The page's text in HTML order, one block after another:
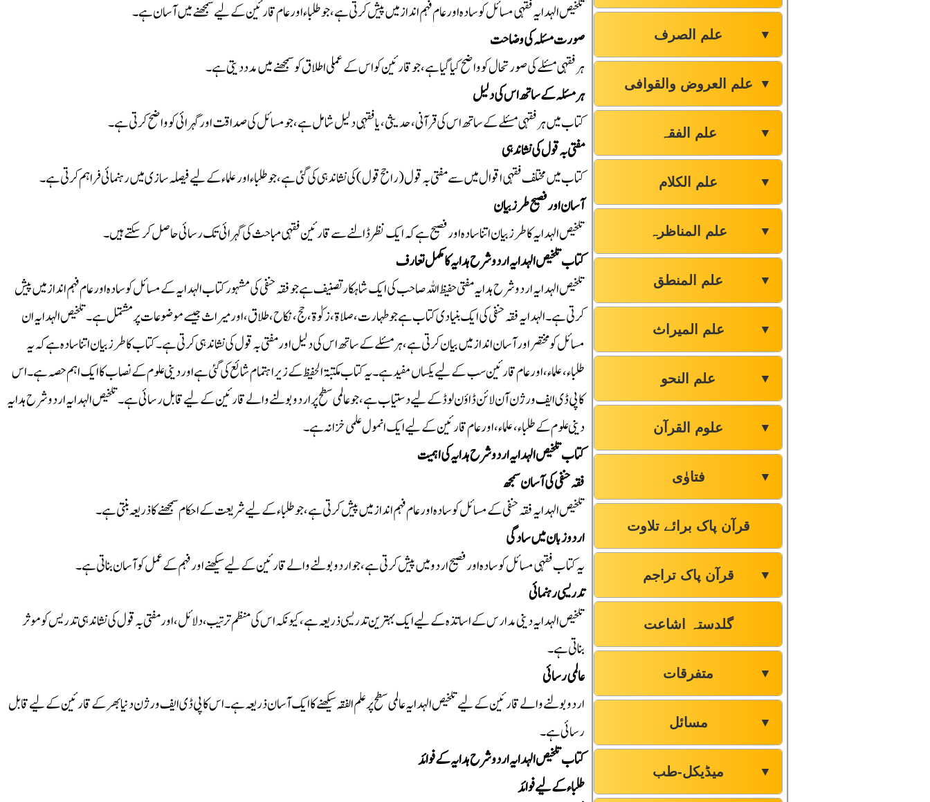
تلخیص الہدایہ فقہی مسائل کو سادہ اور عام فہم انداز میں پیش کرتی ہے، جو طلباء اور عام قارئین کے لیے سمجھنے میں آسان ہے۔
صورت مسئلہ کی وضاحت
ہر فقہی مسئلے کی صورتحال کو واضح کیا گیا ہے، جو قارئین کو اس کے عملی اطلاق کو سمجھنے میں مدد دیتی ہے۔
ہر مسئلہ کے ساتھ اس کی دلیل
کتاب میں ہر فقہی مسئلے کے ساتھ اس کی قرآنی، حدیثی، یا فقہی دلیل شامل ہے، جو مسائل کی صداقت اور گہرائی کو واضح کرتی ہے۔
مفتی بہ قول کی نشاندہی
کتاب میں مختلف فقہی اقوال میں سے مفتی بہ قول (راجح قول) کی نشاندہی کی گئی ہے، جو طلباء اور علماء کے لیے فیصلہ سازی میں رہنمائی فراہم کرتی ہے۔
آسان اور فصیح طرز بیان
تلخیص الہدایہ کا طرز بیان اتنا سادہ اور فصیح ہے کہ ایک نظر ڈالنے سے قارئین فقہی مباحث کی گہرائی تک رسائی حاصل کر سکتے ہیں۔
کتاب تلخیص الہدایہ اردو شرح ہدایہ کا مکمل تعارف
تلخیص الہدایہ اردو شرح ہدایہ مفتی حفیظ اللہ صاحب کی ایک شاہکار تصنیف ہے جو فقہ حنفی کی مشہور کتاب الہدایہ کے مسائل کو سادہ اور عام فہم انداز میں پیش
کرتی ہے۔ الہدایہ فقہ حنفی کی ایک بنیادی کتاب ہے جو طہارت، صلاۃ، زکوٰۃ، حج، نکاح، طلاق، اور میراث جیسے موضوعات پر مشتمل ہے۔ تلخیص الہدایہ ان
مسائل کو مختصر اور آسان انداز میں بیان کرتی ہے، ہر مسئلے کے ساتھ اس کی دلیل اور مفتی بہ قول کی نشاندہی کرتی ہے۔ کتاب کا طرز بیان اتنا سادہ ہے کہ یہ
طلباء، علماء، اور عام قارئین سب کے لیے یکساں مفید ہے۔ یہ کتاب مکتبۃ الحفیظ کے زیر اہتمام شائع کی گئی ہے اور دینی علوم کے نصاب کا ایک اہم حصہ ہے۔ اس
کا پی ڈی ایف ورژن آن لائن ڈاؤن لوڈ کے لیے دستیاب ہے، جو عالمی سطح پر اردو بولنے والے قارئین کے لیے قابل رسائی ہے۔ تلخیص الہدایہ اردو شرح ہدایہ
دینی علوم کے طلباء، علماء، اور عام قارئین کے لیے ایک انمول علمی خزانہ ہے۔
کتاب تلخیص الہدایہ اردو شرح ہدایہ کی اہمیت
فقہ حنفی کی آسان سمجھ
تلخیص الہدایہ فقہ حنفی کے مسائل کو سادہ اور عام فہم انداز میں پیش کرتی ہے، جو طلباء کے لیے شریعت کے احکام سمجھنے کا ذریعہ بنتی ہے۔
اردو زبان میں سادگی
یہ کتاب فقہی مسائل کو سادہ اور فصیح اردو میں پیش کرتی ہے، جو اردو بولنے والے قارئین کے لیے سیکھنے اور فہم کے عمل کو آسان بناتی ہے۔
تدریسی رہنمائی
تلخیص الہدایہ دینی مدارس کے اساتذہ کے لیے ایک بہترین تدریسی ذریعہ ہے، کیونکہ اس کی منظم ترتیب، دلائل، اور مفتی بہ قول کی نشاندہی تدریس کو موثر
بناتی ہے۔
عالمی رسائی
اردو بولنے والے قارئین کے لیے تلخیص الہدایہ عالمی سطح پر علم الفقہ سیکھنے کا ایک آسان ذریعہ ہے۔ اس کا پی ڈی ایف ورژن دنیا بھر کے قارئین کے لیے قابل
رسائی ہے۔
کتاب تلخیص الہدایہ اردو شرح ہدایہ کے فوائد
طلباء کے لیے فوائد
علم الصرف ▼
علم العروض والقوافی ▼
علم الفقہ ▼
علم الکلام ▼
علم المناظرہ ▼
علم المنطق ▼
علم المیراث ▼
علم النحو ▼
علوم القرآن ▼
فتاوٰی ▼
قرآن پاک برائے تلاوت
قرآن پاک تراجم ▼
گلدستہ اشاعت
متفرقات ▼
مسائل ▼
میڈیکل-طب ▼